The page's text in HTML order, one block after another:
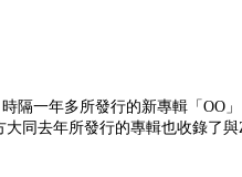
一年多所發行的新專輯「OO
同去年所發行的專輯也收錄了